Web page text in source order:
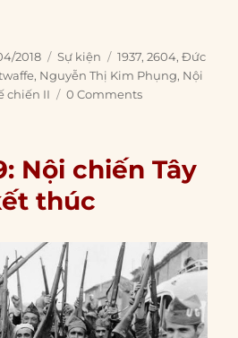
1937: Đức Quốc Xã thử nghiệm lực
2018 Categories
Sự kiện Tags
1937,2604,Đức
, Nguyễn Thị Kim Phụng, Nội
chiến II 0 Comments
Nội chiến Tây
thúc